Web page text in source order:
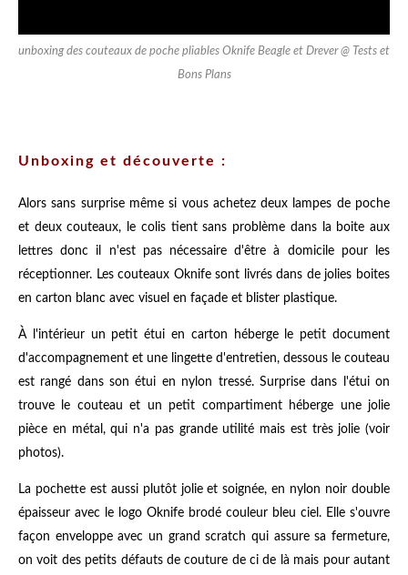
unboxing des couteaux de poche pliables Oknife Beagle et Drever @ Tests et
Bons Plans
Unboxing et découverte :
Alors sans surprise même si vous achetez deux lampes de poche
et deux couteaux, le colis tient sans problème dans la boite aux
lettres donc il n'est pas nécessaire d'être à domicile pour les
réceptionner. Les couteaux Oknife sont livrés dans de jolies boites
en carton blanc avec visuel en façade et blister plastique.
À l'intérieur un petit étui en carton héberge le petit document
d'accompagnement et une lingette d'entretien, dessous le couteau
est rangé dans son étui en nylon tressé. Surprise dans l'étui on
trouve le couteau et un petit compartiment héberge une jolie
pièce en métal, qui n'a pas grande utilité mais est très jolie (voir
photos).
La pochette est aussi plutôt jolie et soignée, en nylon noir double
épaisseur avec le logo Oknife brodé couleur bleu ciel. Elle s'ouvre
façon enveloppe avec un grand scratch qui assure sa fermeture,
on voit des petits défauts de couture de ci de là mais pour autant